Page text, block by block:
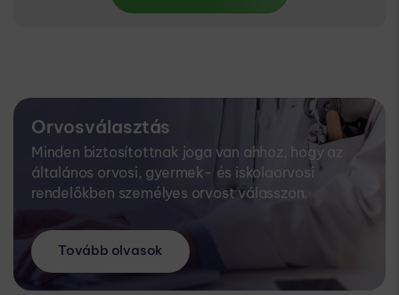
Orvosválasztás
Minden biztosítottnak joga van ahhoz, hogy az
általános orvosi, gyermek- és iskolaorvosi
rendelőkben személyes orvost válasszon.
Tovább olvasok